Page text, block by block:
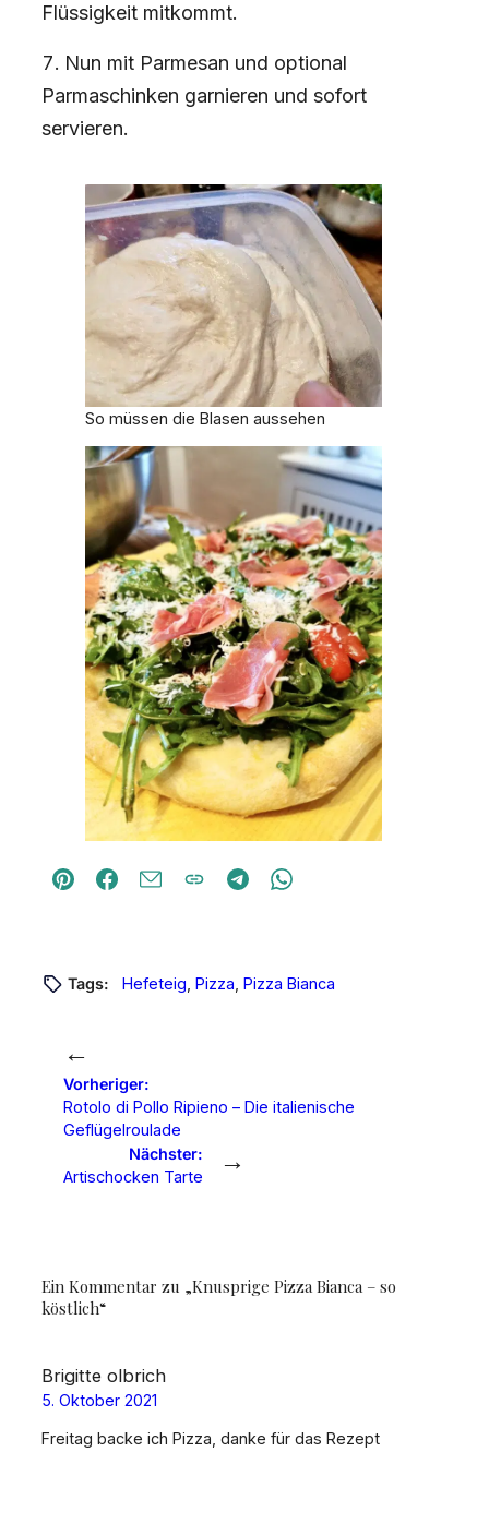
Flüssigkeit mitkommt.
Nun mit Parmesan und optional
Parmaschinken garnieren und sofort
servieren.
So müssen die Blasen aussehen
Tags: Hefeteig Pizza Pizza Bianca
←
Vorheriger:
Rotolo di Pollo Ripieno – Die italienische
Geflügelroulade
Nächster:
Artischocken Tarte
→
Ein Kommentar zu „Knusprige Pizza Bianca – so
köstlich“
Brigitte olbrich
5. Oktober 2021
Freitag backe ich Pizza, danke für das Rezept